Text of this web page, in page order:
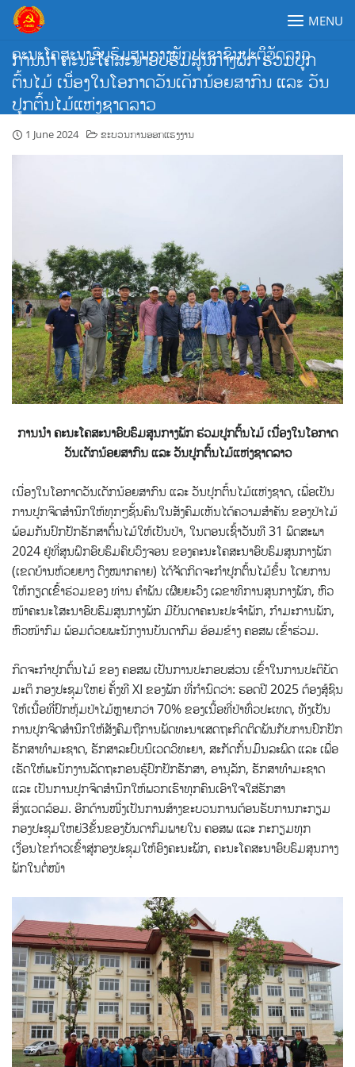
Skip
content
ຄະນະໂຄສະນາອົບຮົມສູນກາງພັກປະຊາຊົນປະຕິວັດລາວ
MENU
ການນໍາ ຄະນະໂຄສະນາອົບຮົມສູນກາງພັກ ຮ່ວມປູກ
ຕົ້ນໄມ້ ເນື່ອງໃນໂອກາດວັນເດັກນ້ອຍສາກົນ ແລະ ວັນ
ປູກຕົ້ນໄມ້ແຫ່ງຊາດລາວ
1 June 2024 ຂະບວນການອອກແຮງງານ
ການນໍາ ຄະນະໂຄສະນາອົບຮົມສູນກາງພັກ ຮ່ວມປູກຕົ້ນໄມ້ ເນື່ອງໃນໂອກາດ
ວັນເດັກນ້ອຍສາກົນ ແລະ ວັນປູກຕົ້ນໄມ້ແຫ່ງຊາດລາວ
ເນື່ອງໃນໂອກາດວັນເດັກນ້ອຍສາກົນ ແລະ ວັນປູກຕົ້ນໄມ້ແຫ່ງຊາດ, ເພື່ອເປັນ
ການປູກຈິດສໍານຶກໃຫ້ທຸກໆຊັ້ນຄົນໃນສັງຄົມເຫັນໄດ້ຄວາມສໍາຄັນ ຂອງປ່າໄມ້
ພ້ອມກັນປົກປັກຮັກສາຕົ້ນໄມ້ໃຫ້ເປັນປ່າ, ໃນຕອນເຊົ້າວັນທີ 31 ພຶດສະພາ
2024 ຢູ່ທີ່ສູນຝຶກອົບຮົມຄົບວົງຈອນ ຂອງຄະນະໂຄສະນາອົບຮົມສູນກາງພັກ
(ເຂດບ້ານຫ້ວຍຍາງ ດົງໝາກຄາຍ) ໄດ້ຈັດກິດຈະກໍາປູກຕົ້ນໄມ້ຂຶ້ນ ໂດຍການ
ໃຫ້ກຽດເຂົ້າຮ່ວມຂອງ ທ່ານ ຄຳພັນ ເຜີຍຍະວົງ ເລຂາທິການສູນກາງພັກ, ຫົວ
ໜ້າຄະນະໂສະນາອົບຮົມສູນກາງພັກ ມີບັນດາຄະນະປະຈຳພັກ, ກໍາມະການພັກ,
ຫົວໜ້າກົມ ພ້ອມດ້ວຍພະນັກງານບັນດາກົມ ອ້ອມຂ້າງ ຄອສພ ເຂົ້າຮ່ວມ.
ກິດຈະກໍາປູກຕົ້ນໄມ້ ຂອງ ຄອສພ ເປັນການປະກອບສ່ວນ ເຂົ້າໃນການປະຕິບັດ
ມະຕິ ກອງປະຊຸມໃຫຍ່ ຄັ້ງທີ XI ຂອງພັກ ທີ່ກໍານົດວ່າ: ຮອດປີ 2025 ຕ້ອງສູ້ຊົນ
ໃຫ້ເນື້ອທີ່ປົກຫຸ້ມປ່າໄມ້ຫຼາຍກວ່າ 70% ຂອງເນື້ອທີ່ປ່າທົ່ວປະເທດ, ທັງເປັນ
ການປູກຈິດສໍານຶກໃຫ້ສັງຄົມຖືການພັດທະນາເສດຖະກິດຕິດພັນກັບການປົກປັກ
ຮັກສາທໍາມະຊາດ, ຮັກສາລະບົບນິເວດວິທະຍາ, ສະກັດກັ້ນມົນລະພິດ ແລະ ເພື່ອ
ເຮັດໃຫ້ພະນັກງານລັດຖະກອນຮູ້ປົກປັກຮັກສາ, ອານຸລັກ, ຮັກສາທຳມະຊາດ
ແລະ ເປັນການປູກຈິດສຳນຶກໃຫ້ພວກເຮົາທຸກຄົນເອົາໃຈໃສ່ຮັກສາ
ສິ່ງແວດລ້ອມ. ອີກດ້ານໜື່ງເປັນການສ້າງຂະບວນການຕ້ອນຮັບການກະກຽມ
ກອງປະຊຸມໃຫຍ່3ຂັ້ນຂອງບັນດາກົມພາຍໃນ ຄອສພ ແລະ ກະກຽມທຸກ
ເງື່ອນໄຂກ້າວເຂົ້າສູ່ກອງປະຊຸມໃຫ້ອົງຄະນະພັກ, ຄະນະໂຄສະນາອົບຮົມສູນກາງ
ພັກໃນຕໍ່ໜ້າ